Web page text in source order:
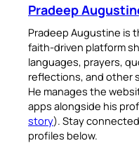
Pradeep
Pradeep Augustine is
faith-driven platform
languages, prayers,
reflections, and other
He manages the
apps alongside his
story). Stay
profiles below.